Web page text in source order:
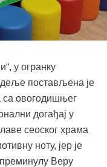
у огранку
постављена је
са овогодишњег
догађај у
сеоског храма
ноту, јер је
Веру